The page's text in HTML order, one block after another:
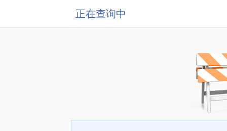
正在查询中